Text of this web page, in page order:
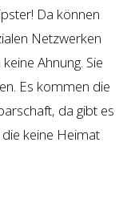
Da können
Netzwerken
Ahnung. Sie
Es kommen die
da gibt es
keine Heimat